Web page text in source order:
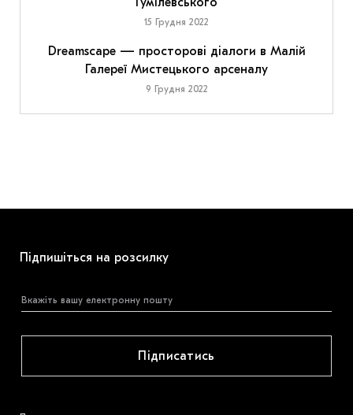
15 Грудня 2022
Dreamscape — просторові діалоги в Малій
Галереї Мистецького арсеналу
9 Грудня 2022
Підпишіться на розсилку
Підписатись